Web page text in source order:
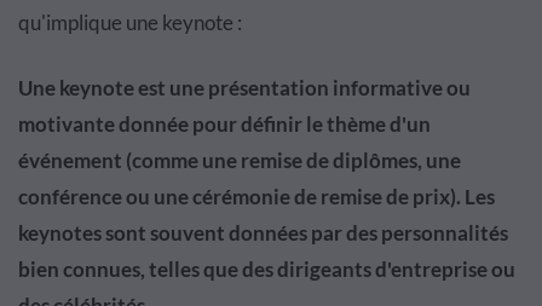
qu'implique une keynote :
Une keynote est une présentation informative ou
motivante donnée pour définir le thème d'un
événement (comme une remise de diplômes, une
conférence ou une cérémonie de remise de prix). Les
keynotes sont souvent données par des personnalités
bien connues, telles que des dirigeants d'entreprise ou